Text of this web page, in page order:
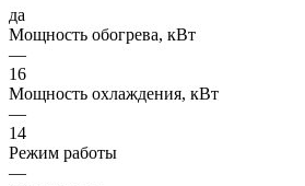
да
Мощность обогрева, кВт
—
16
Мощность охлаждения, кВт
—
14
Режим работы
—